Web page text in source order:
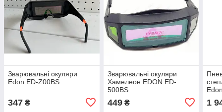
Зварювальні окуляри
Edon ED-Z00BS
347 ₴
Зварювальні окуляри
Хамелеон EDON ED-
500BS
449₴
мм,
1